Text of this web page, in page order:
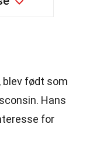
blev født som
Hans
for